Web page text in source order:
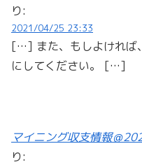
り:
2021/04/25 23:33
[…] また、もしよければ
にしてください。 […]
マイニング収支情報＠
り: